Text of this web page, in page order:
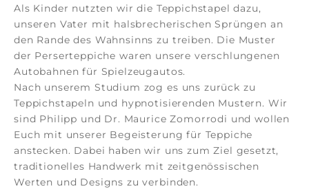
Als Kinder nutzten wir die Teppichstapel dazu,
unseren Vater mit halsbrecherischen Sprüngen an
den Rande des Wahnsinns zu treiben. Die Muster
der Perserteppiche waren unsere verschlungenen
Autobahnen für Spielzeugautos.
Nach unserem Studium zog es uns zurück zu
Teppichstapeln und hypnotisierenden Mustern. Wir
sind Philipp und Dr. Maurice Zomorrodi und wollen
Euch mit unserer Begeisterung für Teppiche
anstecken. Dabei haben wir uns zum Ziel gesetzt,
traditionelles Handwerk mit zeitgenössischen
Werten und Designs zu verbinden.